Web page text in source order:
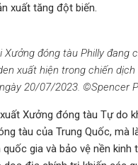
xuất tăng đột biến.
Xưởng đóng tàu Philly đang
xuất hiện trong chiến
20/07/2023. ©Spencer
Xưởng đóng tàu Tự do
tàu của Trung Quốc, mà
gia và bảo vệ nền kinh